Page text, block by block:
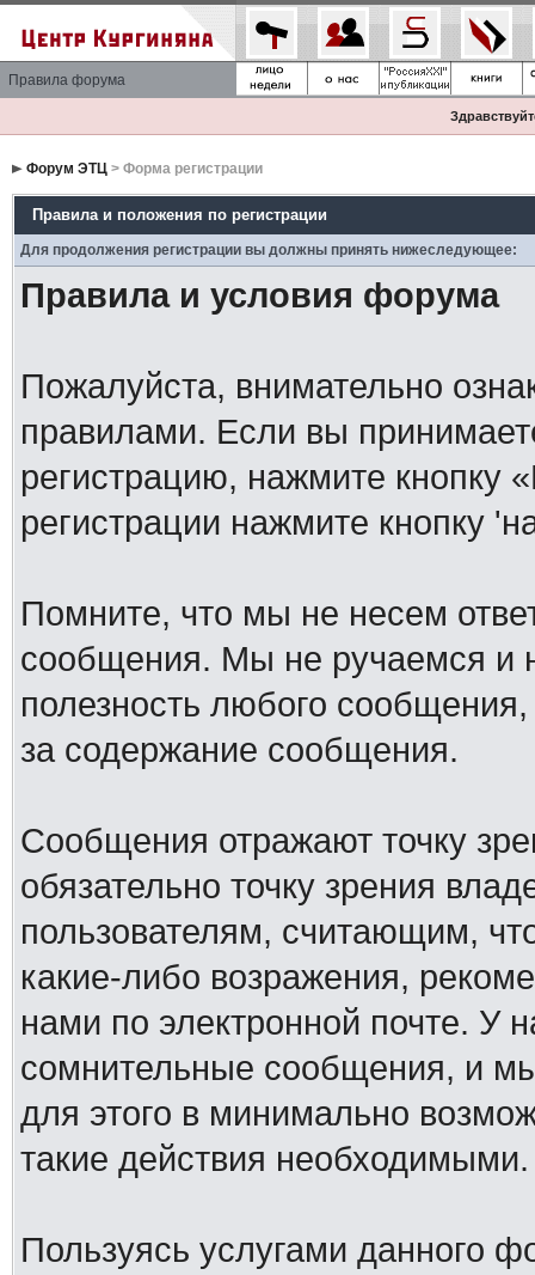
Правила форума
Форум ЭТЦ> Форма регистрации
Правила и положения по регистрации
Для продолжения регистрации вы должны принять нижеследующее:
Правила и условия форума
Пожалуйста, внимательно
правилами. Если вы
регистрацию, нажмите кнопку
регистрации нажмите кнопку
Помните, что мы не несем
сообщения. Мы не ручаемся и
полезность любого
за содержание сообщения.
Сообщения отражают точку
обязательно точку зрения
пользователям, считающим,
какие-либо возражения,
нами по электронной почте. У
сомнительные сообщения, и
для этого в минимально
такие действия необходимыми.
Пользуясь услугами данного